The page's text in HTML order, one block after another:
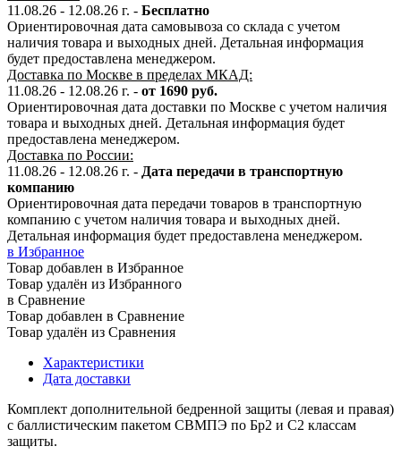
11.08.26 - 12.08.26 г. - Бесплатно
Ориентировочная дата самовывоза со склада с учетом
наличия товара и выходных дней. Детальная информация
будет предоставлена менеджером.
Доставка по Москве в пределах МКАД:
11.08.26 - 12.08.26 г. - от 1690 руб.
Ориентировочная дата доставки по Москве с учетом наличия
товара и выходных дней. Детальная информация будет
предоставлена менеджером.
Доставка по России:
11.08.26 - 12.08.26 г. - Дата передачи в транспортную
компанию
Ориентировочная дата передачи товаров в транспортную
компанию с учетом наличия товара и выходных дней.
Детальная информация будет предоставлена менеджером.
в Избранное
Товар добавлен в Избранное
Товар удалён из Избранного
в Сравнение
Товар добавлен в Сравнение
Товар удалён из Сравнения
Характеристики
Дата доставки
Комплект дополнительной бедренной защиты (левая и правая)
с баллистическим пакетом СВМПЭ по Бр2 и С2 классам
защиты.